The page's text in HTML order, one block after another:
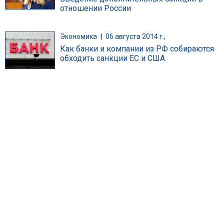
отношении России
Экономика 06 августа 2014 г.,
Как банки и компании из РФ собираются
обходить санкции ЕС и США